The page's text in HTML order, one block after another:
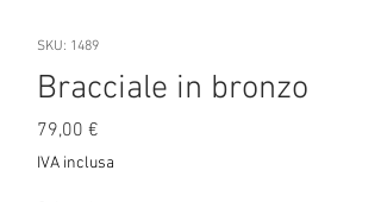
SKU: 1489
Bracciale in bronzo
79,00 €
IVA inclusa